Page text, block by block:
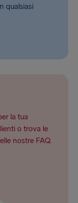
qualsiasi
la tua
o trova le
nostre FAQ.